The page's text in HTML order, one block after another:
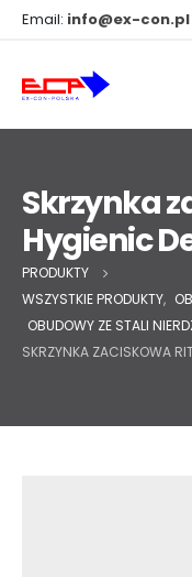
Email: info@ex-con.pl
Skrzynka
Hygienic
PRODUKTY
WSZYSTKIE PRODUKTY,
OBUDOWY ZE STALI
SKRZYNKA ZACISKOWA